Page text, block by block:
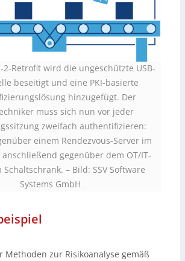
2-Retrofit wird die ungeschützte USB-
beseitigt und eine PKI-basierte
hinzugefügt. Der
muss sich nun vor jeder
zweifach authentifizieren:
einem Rendezvous-Server im
gegenüber dem OT/IT-
Schaltschrank. – Bild: SSV Software
Systems GmbH
Methoden zur Risikoanalyse gemäß